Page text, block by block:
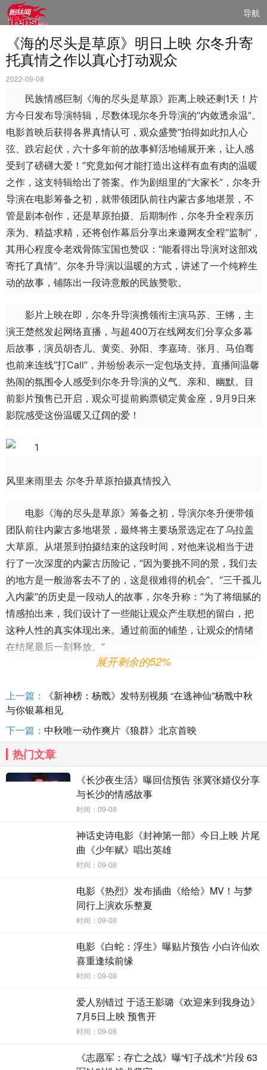
导航
《海的尽头是草原》明日上映 尔冬升寄
托真情之作以真心打动观众
2022-09-08
民族情感巨制《海的尽头是草原》距离上映还剩1天！片
方今日发布导演特辑，尽数体现尔冬升导演的“内敛透余温”。
电影首映后获得各界真情认可，观众盛赞“拍得如此扣人心
弦、跌宕起伏，六十多年前的故事鲜活地铺展开来，让人感
受到了磅礴大爱！”究竟如何才能打造出这样有血有肉的温暖
之作，这支特辑给出了答案。作为剧组里的“大家长”，尔冬升
导演在电影筹备之初，就带领团队前往内蒙古多地堪景，不
管是剧本创作，还是草原拍摄、后期制作，尔冬升全程亲历
亲为、精益求精，还将创作幕后分享出来邀网友全程“监制”，
其用心程度令老戏骨陈宝国也赞叹：“能看得出导演对这部戏
寄托了真情”。尔冬升导演以温暖的方式，讲述了一个纯粹生
动的故事，铺陈出一段诗意般的民族赞歌。
影片上映在即，尔冬升导演携领衔主演马苏、王锵，主
演王楚然发起网络直播，与超400万在线网友们分享众多幕
后故事，演员胡杏儿、黄奕、孙阳、李嘉琦、张月、马伯骞
也前来连线“打Call”，并纷纷表示一定包场支持。直播间温馨
热闹的氛围令人感受到尔冬升导演的义气、亲和、幽默。目
前影片预售已开启，观众可提前购票锁定黄金座，9月9日来
影院感受这份温暖又辽阔的爱！
风里来雨里去 尔冬升草原拍摄真情投入
电影《海的尽头是草原》筹备之初，导演尔冬升便带领
团队前往内蒙古多地堪景，最终将主要场景选定在了乌拉盖
大草原。从堪景到拍摄结束的这段时间，对他来说相当于进
行了一次深度的内蒙古历险记，“因为要挑不同的景，我们去
的地方是一般游客去不了的，这是很难得的机会”。“三千孤儿
入内蒙”的历史是一段动人的故事，尔冬升称：“为了将细腻的
情感拍出来，我们设计了一些能让观众产生联想的留白，把
这种人性的真实体现出来。通过前面的铺垫，让观众的情绪
在结尾最后一刻释放。”
方式，记录下在内蒙古草原拍摄的点点滴滴，令网友直
呼：“这是我全程‘监制’的第一部电影！”在拍摄片场，大家最
先体验到的就是多变的天气。狂风骤雨顷刻而来，拍摄中一
旦开始下雨，所有的工作就不得不停下来，直到等到太阳出
来后，再马上投入拍摄，可谓“风里来雨里去”，尔冬升最后笑
称：“拍摄《海的尽头是草原》要看天意、听天命。”但不管遇
到什么样的挑战，导演始终专注投入，不放过各种细节：拍
草原骑马的戏份时，严格要求工作人员必须一块不落地检查
跑道，排除可能会出现的安全风险；每次拍摄完毕，更是要
求剧组人员带走所有的垃圾。正因为这样的认真严谨，影片
中这段充满真情、充满治愈的草原往事才展现得这么淋漓尽
定格最美草原 众人点赞尔冬升：拍出了磅礴大爱
演员们在拍摄《海的尽头是草原》中，深刻体会到了尔
冬升导演专业又可靠的一面。每一个镜头的调试、演员的表
演状态等，他都精益求精。这让陈宝国赞叹不已：“导演对自
己要拍的故事，寄托了浓烈的真情，他每天的工作状态是非
常热情高昂的。”除了现场帮助演员分析角色，尔冬升也用很
多微小的细节展现着“大家长”的疼爱。丁程鑫表示：“在拍摄
演说一定给我穿厚了。”马苏也曾提到让她记忆深刻的一件
展开剩余的52%
上一篇：
《新神榜：杨戬》发特别视频 “在逃神仙”杨戬中秋
与你银幕相见
下一篇： 中秋唯一动作爽片《狼群》北京首映
热门文章
《长沙夜生活》曝回信预告 张冀张婧仪分享
与长沙的情感故事
时间：09-08
神话史诗电影《封神第一部》今日上映 片尾
曲《少年赋》唱出英雄
时间：09-08
电影《热烈》发布插曲《给给》MV！与梦
同行上演欢乐整夏
时间：09-08
电影《白蛇：浮生》曝贴片预告 小白许仙欢
喜重逢续前缘
时间：09-08
爱人别错过 于适王影璐《欢迎来到我身边》
7月5日上映 预售开
时间：09-08
《志愿军：存亡之战》曝“钉子战术”片段 63